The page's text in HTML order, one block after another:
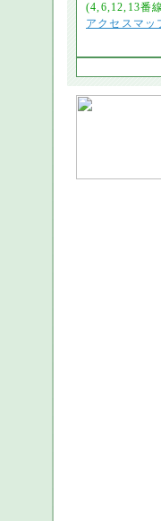
(4,6,12,13番
アクセスマッ